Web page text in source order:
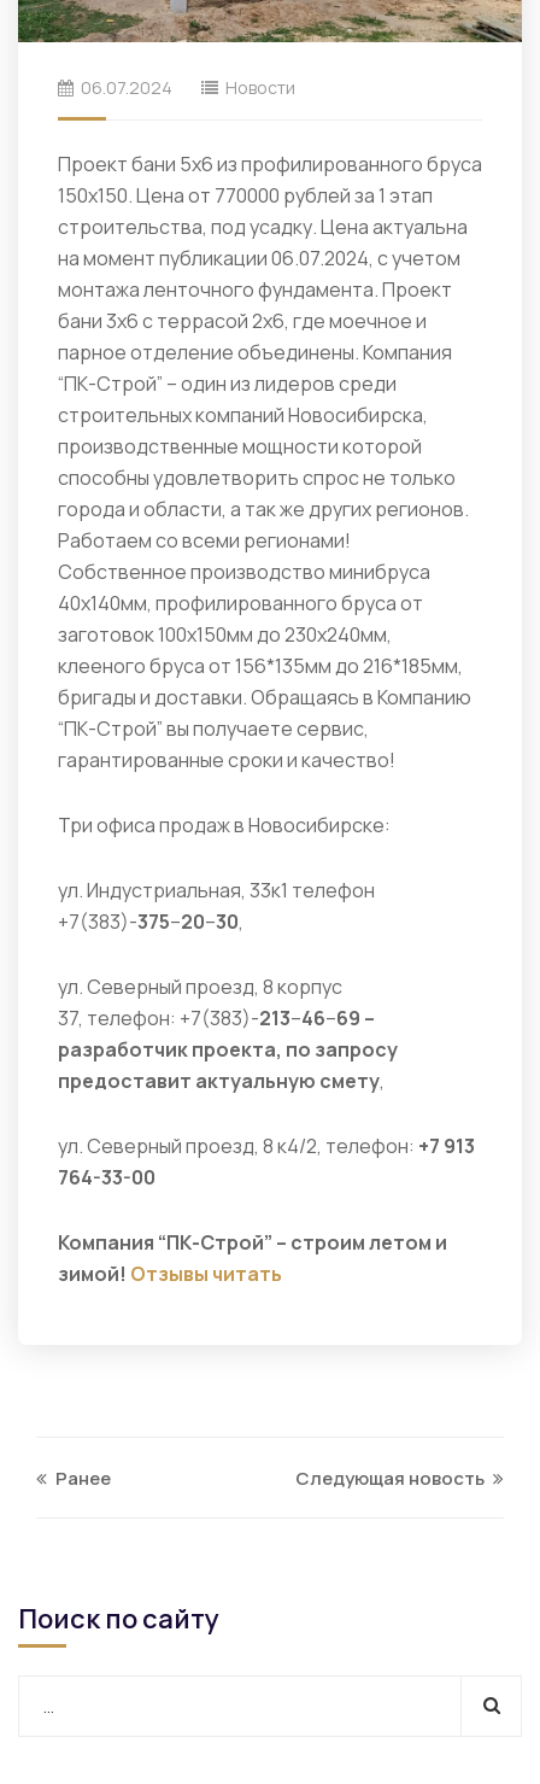
06.07.2024 Новости
Проект бани 5х6 из профилированного бруса
150х150. Цена от 770000 рублей за 1 этап
строительства, под усадку. Цена актуальна
на момент публикации 06.07.2024, с учетом
монтажа ленточного фундамента. Проект
бани 3х6 с террасой 2х6, где моечное и
парное отделение объединены. Компания
“ПК-Строй” – один из лидеров среди
строительных компаний Новосибирска,
производственные мощности которой
способны удовлетворить спрос не только
города и области, а так же других регионов.
Работаем со всеми регионами!
Собственное производство минибруса
40х140мм, профилированного бруса от
заготовок 100х150мм до 230х240мм,
клееного бруса от 156*135мм до 216*185мм,
бригады и доставки. Обращаясь в Компанию
“ПК-Строй” вы получаете сервис,
гарантированные сроки и качество!
Три офиса продаж в Новосибирске:
ул. Индустриальная, 33к1 телефон
+7(383)-375–20–30,
ул. Северный проезд, 8 корпус
37, телефон: +7(383)-213–46–69 –
разработчик проекта, по запросу
предоставит актуальную смету,
ул. ​Северный проезд, 8 к4/2, телефон: +7 913
764-33-00
Компания “ПК-Строй” – строим летом и
зимой! Отзывы читать
Ранее Следующая новость
Поиск по сайту